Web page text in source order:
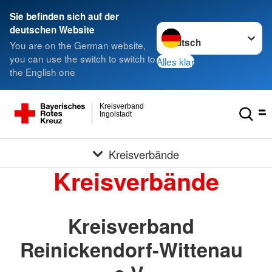
Sie befinden sich auf der
deutschen Website
You are on the German website,
you can use the switch to switch to
the English one
Sprache wechseln zu
Alles klar
Ingolstadt
Kreisverband
Kreisverbände
Kreisverbände
Kreisverband
Reinickendorf-Wittenau